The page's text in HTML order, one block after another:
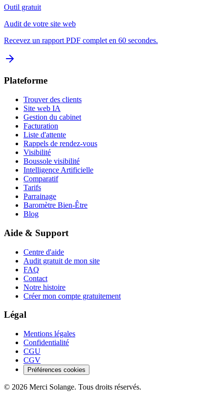
Outil gratuit
Audit de votre site web
Recevez un rapport PDF complet en 60 secondes.
Plateforme
Trouver des clients
Site web IA
Gestion du cabinet
Facturation
Liste d'attente
Rappels de rendez-vous
Visibilité
Boussole visibilité
Intelligence Artificielle
Comparatif
Tarifs
Parrainage
Baromètre Bien-Être
Blog
Aide & Support
Centre d'aide
Audit gratuit de mon site
FAQ
Contact
Notre histoire
Créer mon compte gratuitement
Légal
Mentions légales
Confidentialité
CGU
CGV
Préférences cookies
© 2026 Merci Solange. Tous droits réservés.